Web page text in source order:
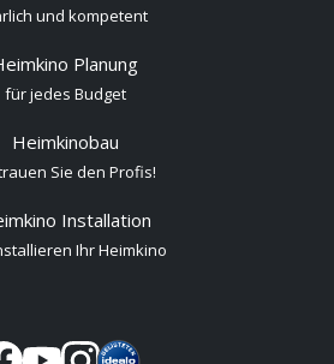
und kompetent
Planung
für jedes Budget
Heimkinobau
Sie den Profis!
Installation
Ihr Heimkino